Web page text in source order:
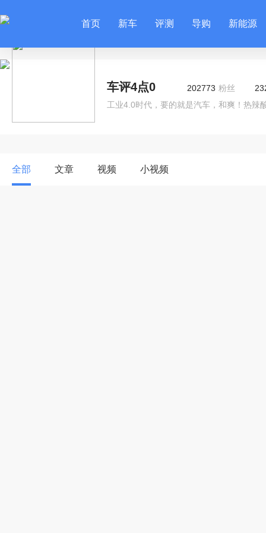
首页 新车 评测 导购 新能源
车评4点0 202773 粉丝
工业4.0时代，要的就是汽车，和爽！热辣
全部 文章 视频 小视频